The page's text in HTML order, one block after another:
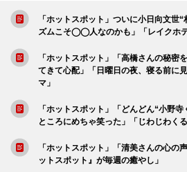
「ホットスポット」ついに小日向文
ズムこそ◯◯人なのかも」「レイクホテ
「ホットスポット」「高橋さんの秘密
てきて心配」「日曜日の夜、寝る前に
マ」
「ホットスポット」「どんどん“小野
ところにめちゃ笑った」「じわじわく
「ホットスポット」「清美さんの心の
ットスポット』が毎週の癒やし」